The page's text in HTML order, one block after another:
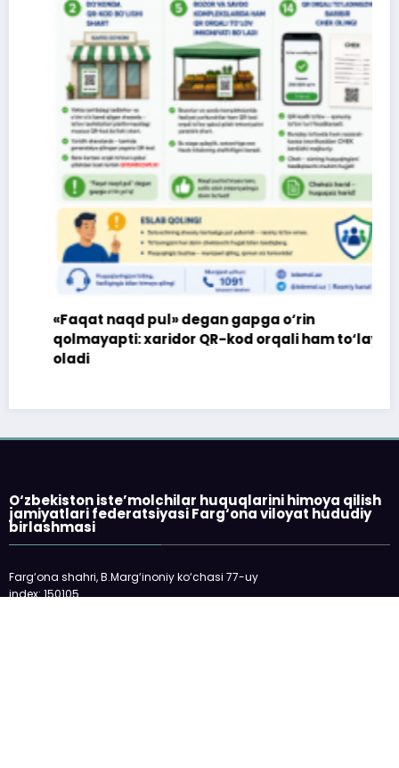
«Faqat naqd pul» degan gapga o‘rin
qolmayapti: xaridor QR-kod orqali ham to‘lay
oladi
O‘zbekiston iste’molchilar huquqlarini himoya qilish
jamiyatlari federatsiyasi Farg‘ona viloyat hududiy
birlashmasi
Farg‘ona shahri, B.Marg‘inoniy ko‘chasi 77-uy
index: 150105